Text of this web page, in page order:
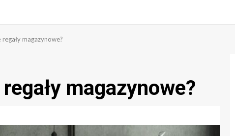
magazynowe?
magazynowe?